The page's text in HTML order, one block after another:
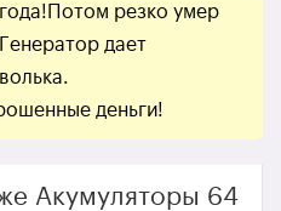
резко умер
дает
деньги!
Акумуляторы 64